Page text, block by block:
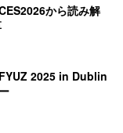
から読み解
2025 in Dublin